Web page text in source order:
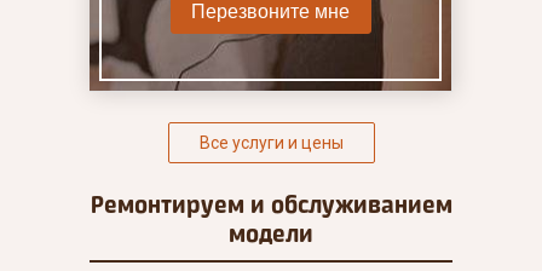
Перезвоните мне
Все услуги и цены
Ремонтируем и обслуживанием
модели